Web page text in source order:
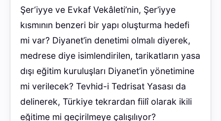
Şer‘iyye ve Evkaf Vekâleti’nin, Şer’iyye
kısmının benzeri bir yapı oluşturma hedefi
mi var? Diyanet’in denetimi olmalı diyerek,
medrese diye isimlendirilen, tarikatların yasa
dışı eğitim kuruluşları Diyanet’in yönetimine
mi verilecek? Tevhid-i Tedrisat Yasası da
delinerek, Türkiye tekrardan fiilî olarak ikili
eğitime mi geçirilmeye çalışılıyor?